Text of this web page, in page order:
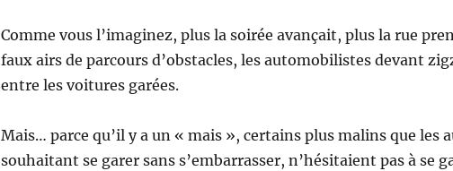
Comme vous l’imaginez, plus la soirée avançait, plus la rue
faux airs de parcours d’obstacles, les automobilistes devant
entre les voitures garées.
Mais… parce qu’il y a un « mais », certains plus malins que les
souhaitant se garer sans s’embarrasser, n’hésitaient pas à se